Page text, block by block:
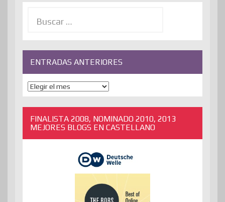
ENTRADAS ANTERIORES
ENTRADAS
ANTERIORES
FINALISTA 2008, NOMINADO 2010, 2013
MEJORES BLOGS EN CASTELLANO